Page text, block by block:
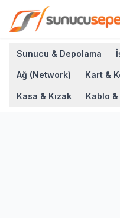
Sunucu & Depolama
Ağ (Network) Kart &
Kasa & Kızak Kablo &